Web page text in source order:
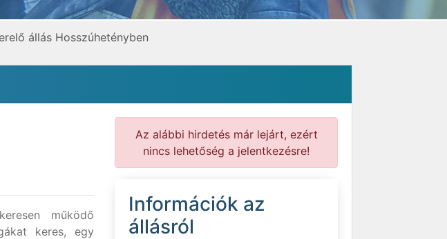
állás Hosszúhetényben
működő
keres, egy
Az alábbi hirdetés már lejárt, ezért
nincs lehetőség a jelentkezésre!
Információk az
állásról